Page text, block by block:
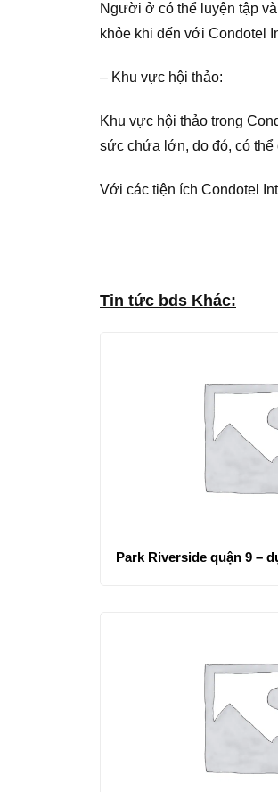
Người ở có thể luyện tập
khỏe khi đến với Condotel
– Khu vực hội thảo:
Khu vực hội thảo trong
sức chứa lớn, do đó, có thể
Với các tiện ích Condotel
Tin tức bds Khác:
Park Riverside quận 9 –